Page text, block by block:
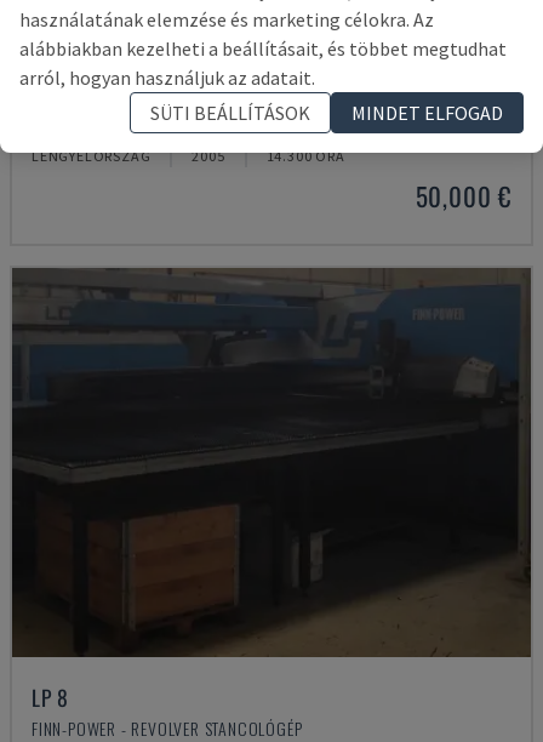
EM 2510NT
AMADA - REVOLVER STANCOLÓGÉP
LENGYELORSZÁG 2005 14.300 ÓRA
50,000 €
LP 8
FINN-POWER - REVOLVER STANCOLÓGÉP
használatának elemzése és marketing célokra. Az
alábbiakban kezelheti a beállításait, és többet megtudhat
arról, hogyan használjuk az adatait.
SÜTI BEÁLLÍTÁSOK
MINDET ELFOGAD